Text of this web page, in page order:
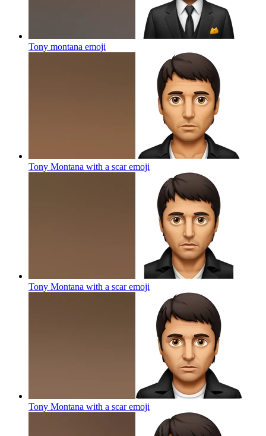
Tony montana emoji
Tony Montana with a scaremoji
Tony Montana with a scaremoji
Tony Montana with a scaremoji